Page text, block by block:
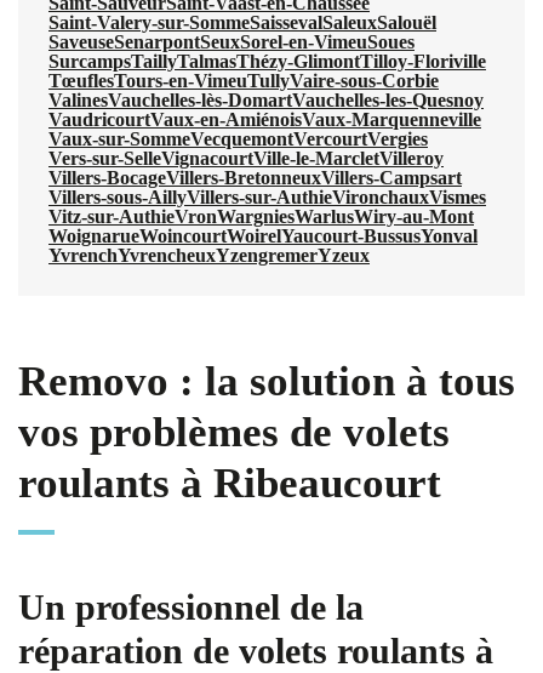
Saint-Valery-sur-SommeSaissevalSaleuxSalouël
SaveuseSenarpontSeuxSorel-en-VimeuSoues
SurcampsTaillyTalmasThézy-GlimontTilloy-Floriville
TœuflesTours-en-VimeuTullyVaire-sous-Corbie
ValinesVauchelles-lès-DomartVauchelles-les-Quesnoy
VaudricourtVaux-en-AmiénoisVaux-Marquenneville
Vaux-sur-SommeVecquemontVercourtVergies
Vers-sur-SelleVignacourtVille-le-MarcletVilleroy
Villers-BocageVillers-BretonneuxVillers-Campsart
Villers-sous-AillyVillers-sur-AuthieVironchauxVismes
Vitz-sur-AuthieVronWargniesWarlusWiry-au-Mont
WoignarueWoincourtWoirelYaucourt-BussusYonval
YvrenchYvrencheuxYzengremerYzeux
Removo : la solution à tous
vos problèmes de volets
roulants à Ribeaucourt
Un professionnel de la
réparation de volets roulants à